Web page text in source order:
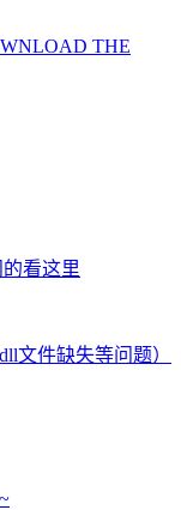
THE
看这里
文件缺失等问题）